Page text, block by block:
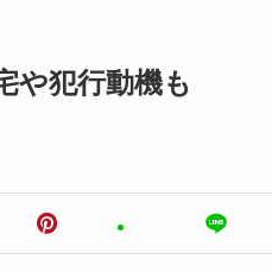
や犯行動機も